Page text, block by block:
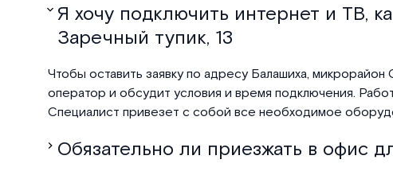
Я хочу подключить интернет и ТВ,
Заречный тупик, 13
Чтобы оставить заявку по адресу Балашиха, микрорайон
оператор и обсудит условия и время подключения.
Специалист привезет с собой все необходимое
Обязательно ли приезжать в офис